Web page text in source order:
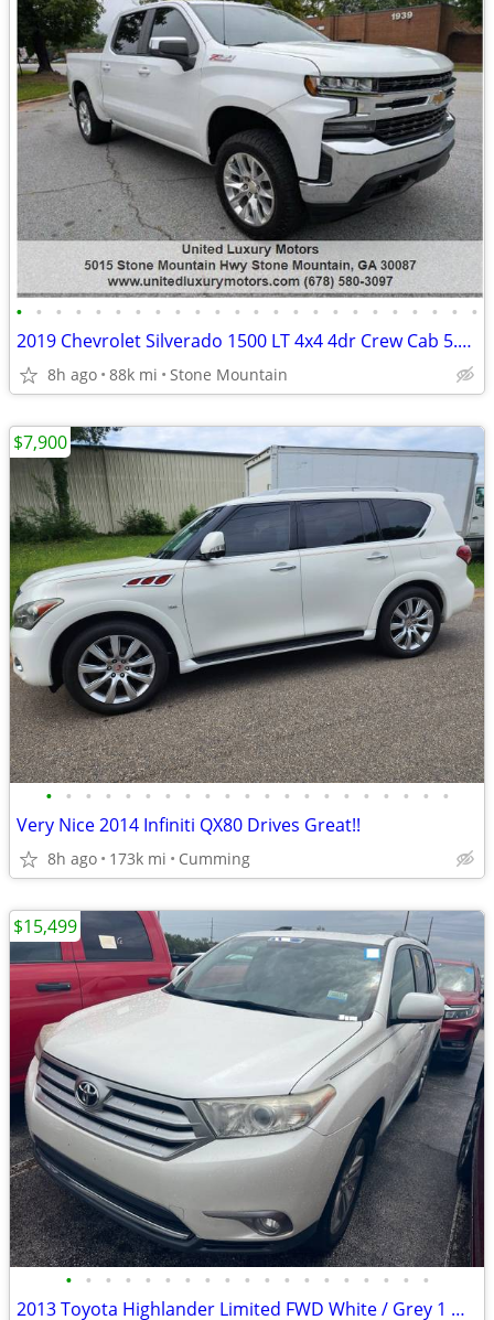
• • • • • • • • • • • • • • • • • • • • • • • •
2019 Chevrolet Silverado 1500 LT 4x4 4dr Crew Cab 5.8 ft. SB
8h ago 88k mi Stone Mountain
• • • • • • • • • • • • • • • • • • • • •
Very Nice 2014 Infiniti QX80 Drives Great!!
8h ago 173k mi Cumming
$7,900
• • • • • • • • • • • • • • • • • • •
2013 Toyota Highlander Limited FWD White / Grey 1 Owner Clean Title
$15,499